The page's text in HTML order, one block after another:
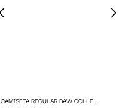
CAMISETA REGULAR BAW COLLEGE